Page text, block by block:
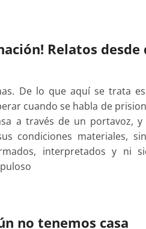
Relatos
De lo que aquí se trata
cuando se habla de
a través de un portavoz,
condiciones materiales,
interpretados y ni
no tenemos casa